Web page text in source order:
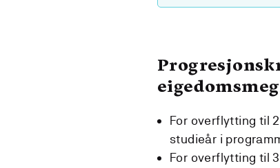
For overflytting til
studieår i
For overflytting til